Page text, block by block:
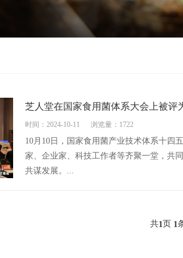
芝人堂在国家食用菌体系大会上被评
时间：2024-10-11 浏览量：1722
10月10日，国家食用菌产业技术体系十四
家、企业家、科技工作者等齐聚一堂，共
共谋发展。...
共1页 1